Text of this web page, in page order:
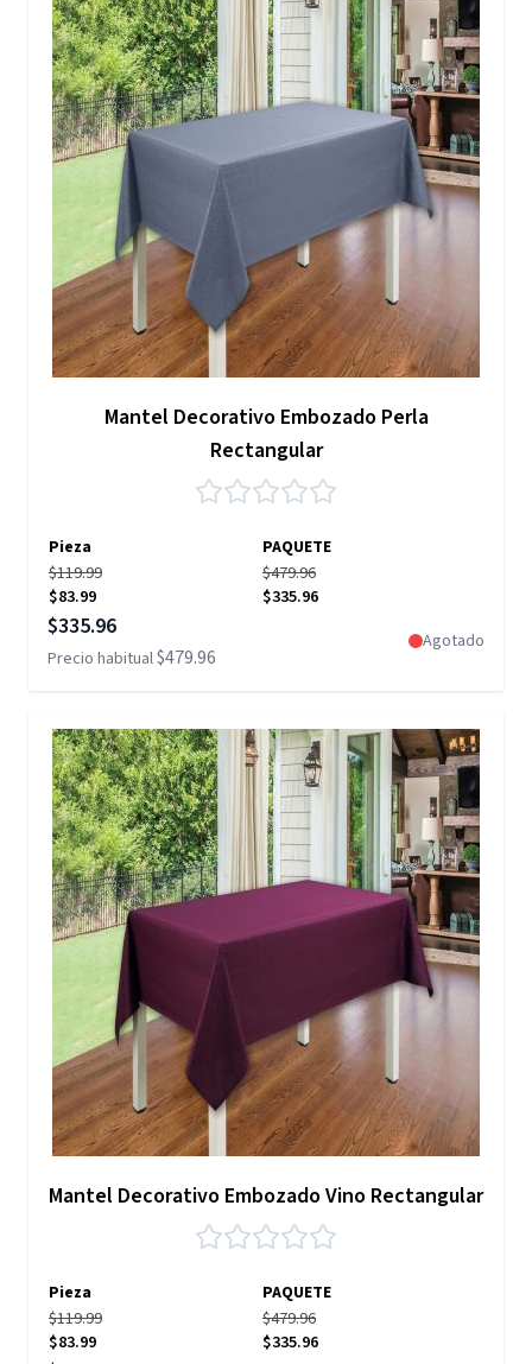
Mantel Decorativo Embozado Perla
Rectangular
Pieza
PAQUETE
$119.99
$83.99
$479.96
$335.96
Precio especial
$335.96
Precio habitual$479.96
Agotado
Mantel Decorativo Embozado Vino Rectangular
Pieza
PAQUETE
$119.99
$83.99
$479.96
$335.96